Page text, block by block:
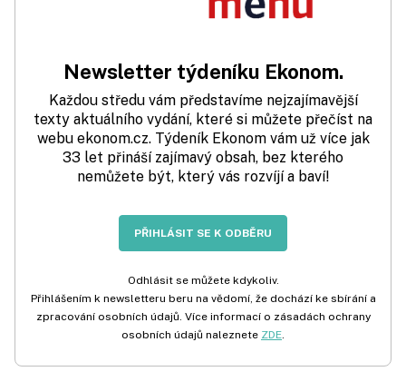
Newsletter týdeníku Ekonom.
Každou středu vám představíme nejzajímavější
texty aktuálního vydání, které si můžete přečíst na
webu ekonom.cz. Týdeník Ekonom vám už více jak
33 let přináší zajímavý obsah, bez kterého
nemůžete být, který vás rozvíjí a baví!
PŘIHLÁSIT SE K ODBĚRU
Odhlásit se můžete kdykoliv.
Přihlášením k newsletteru beru na vědomí, že dochází ke sbírání a
zpracování osobních údajů. Více informací o zásadách ochrany
osobních údajů naleznete ZDE.